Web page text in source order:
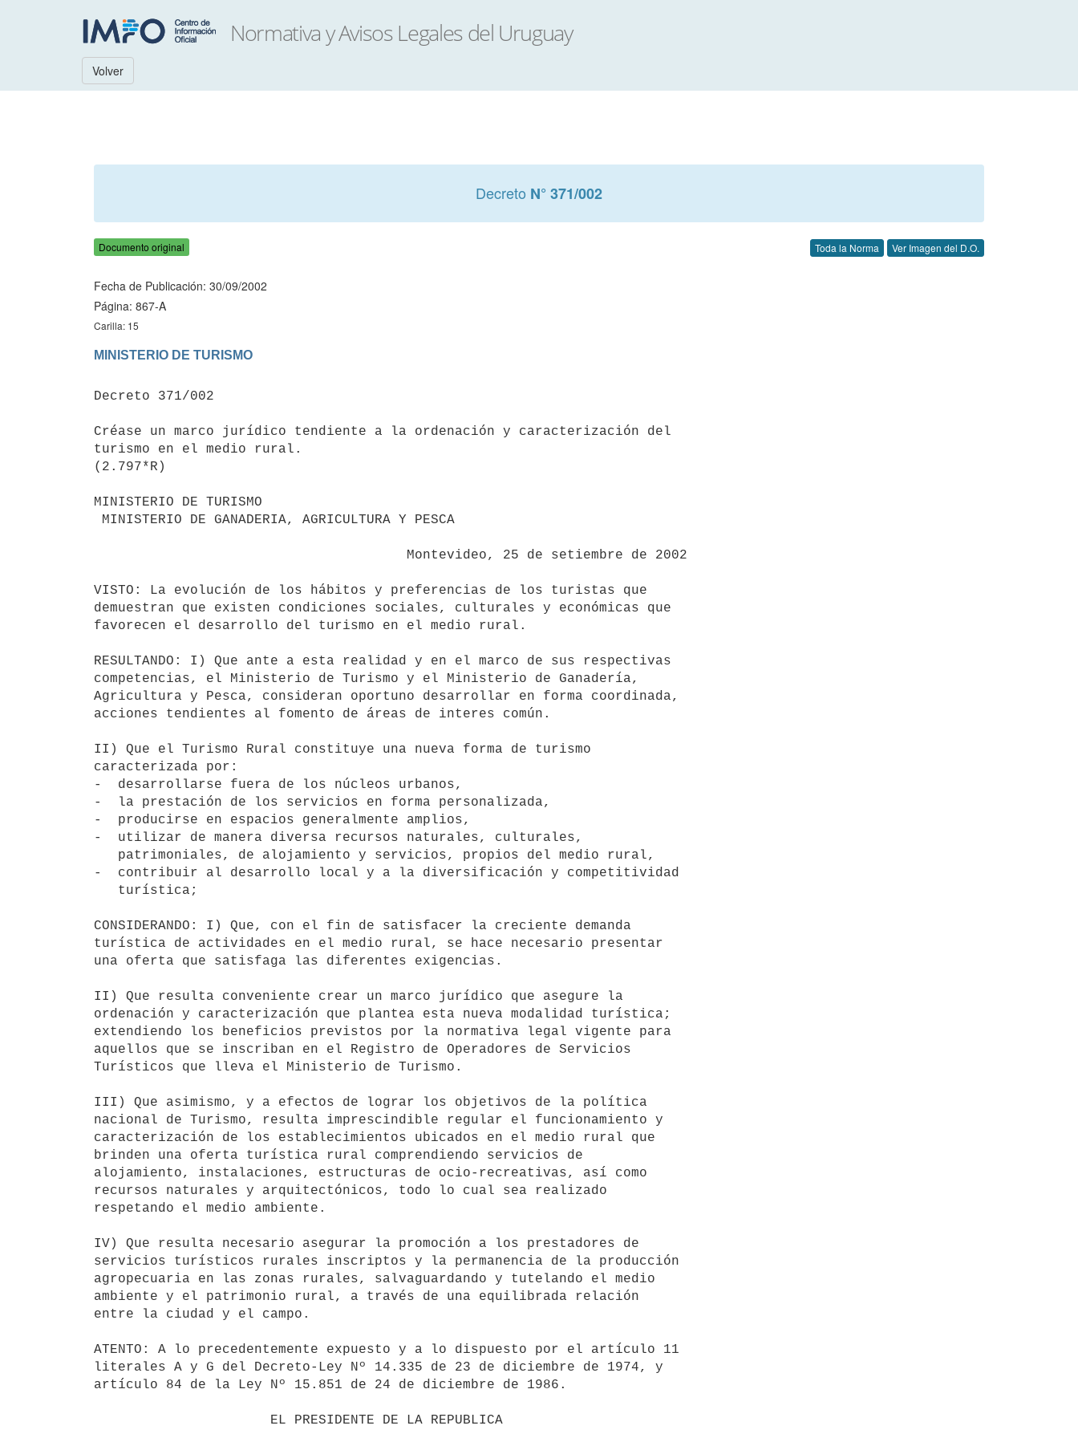
Volver
Decreto N° 371/002
Documento original Toda la Norma Ver Imagen del D.O.
Fecha de Publicación: 30/09/2002
Página: 867-A
Carilla: 15
MINISTERIO DE TURISMO
Decreto 371/002
Créase un marco jurídico tendiente a la ordenación y caracterización del
turismo en el medio rural.
(2.797*R)
MINISTERIO DE TURISMO
VISTO: La evolución de los hábitos y preferencias de los turistas que
demuestran que existen condiciones sociales, culturales y económicas que
favorecen el desarrollo del turismo en el medio rural.
RESULTANDO: I) Que ante a esta realidad y en el marco de sus respectivas
competencias, el Ministerio de Turismo y el Ministerio de Ganadería,
Agricultura y Pesca, consideran oportuno desarrollar en forma coordinada,
acciones tendientes al fomento de áreas de interes común.
II) Que el Turismo Rural constituye una nueva forma de turismo
caracterizada por:
-  desarrollarse fuera de los núcleos urbanos,
-  la prestación de los servicios en forma personalizada,
-  producirse en espacios generalmente amplios,
-  utilizar de manera diversa recursos naturales, culturales,
-  contribuir al desarrollo local y a la diversificación y competitividad
CONSIDERANDO: I) Que, con el fin de satisfacer la creciente demanda
turística de actividades en el medio rural, se hace necesario presentar
una oferta que satisfaga las diferentes exigencias.
II) Que resulta conveniente crear un marco jurídico que asegure la
ordenación y caracterización que plantea esta nueva modalidad turística;
extendiendo los beneficios previstos por la normativa legal vigente para
aquellos que se inscriban en el Registro de Operadores de Servicios
Turísticos que lleva el Ministerio de Turismo.
III) Que asimismo, y a efectos de lograr los objetivos de la política
nacional de Turismo, resulta imprescindible regular el funcionamiento y
caracterización de los establecimientos ubicados en el medio rural que
brinden una oferta turística rural comprendiendo servicios de
alojamiento, instalaciones, estructuras de ocio-recreativas, así como
recursos naturales y arquitectónicos, todo lo cual sea realizado
respetando el medio ambiente.
IV) Que resulta necesario asegurar la promoción a los prestadores de
servicios turísticos rurales inscriptos y la permanencia de la producción
agropecuaria en las zonas rurales, salvaguardando y tutelando el medio
ambiente y el patrimonio rural, a través de una equilibrada relación
entre la ciudad y el campo.
ATENTO: A lo precedentemente expuesto y a lo dispuesto por el artículo 11
literales A y G del Decreto-Ley Nº 14.335 de 23 de diciembre de 1974, y
artículo 84 de la Ley Nº 15.851 de 24 de diciembre de 1986.